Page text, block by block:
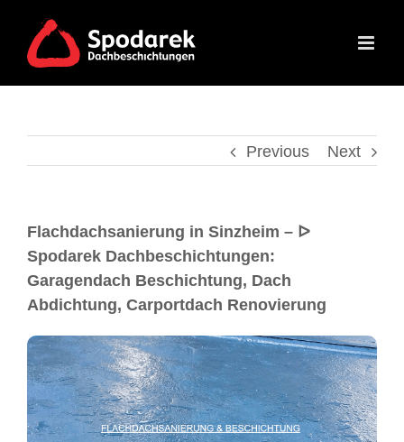
Previous Next
Flachdachsanierung in Sinzheim – ᐅ
Spodarek Dachbeschichtungen:
Garagendach Beschichtung, Dach
Abdichtung, Carportdach Renovierung